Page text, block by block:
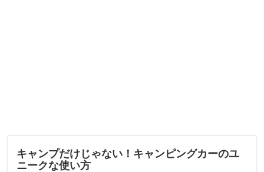
キャンプだけじゃない！キャンピングカーのユ
ニークな使い方